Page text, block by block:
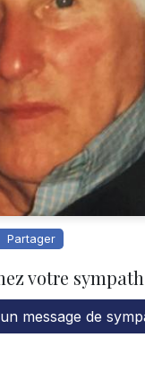
Partager
votre
message de